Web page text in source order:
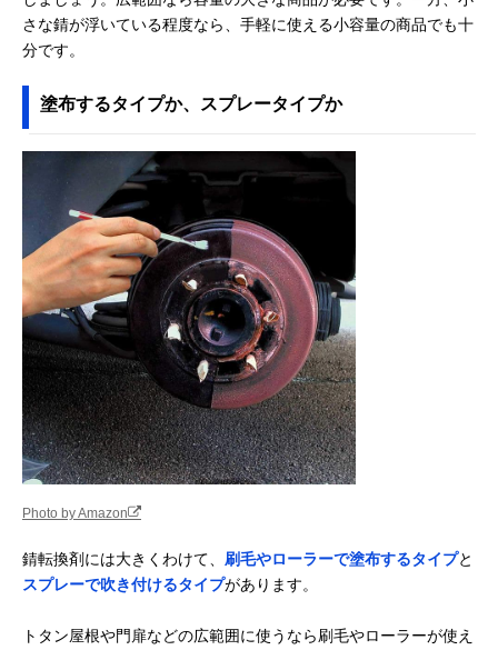
RS スプレー
を形成する速乾タ
イプ
さな錆が浮いている程度なら、手軽に使える小容量の商品でも十
分です。
塗布するタイプか、スプレータイプか
Photo by Amazon
錆転換剤には大きくわけて、 刷毛やローラーで塗布するタイプと
スプレーで吹き付けるタイプがあります。
トタン屋根や門扉などの広範囲に使うなら刷毛やローラーが使え